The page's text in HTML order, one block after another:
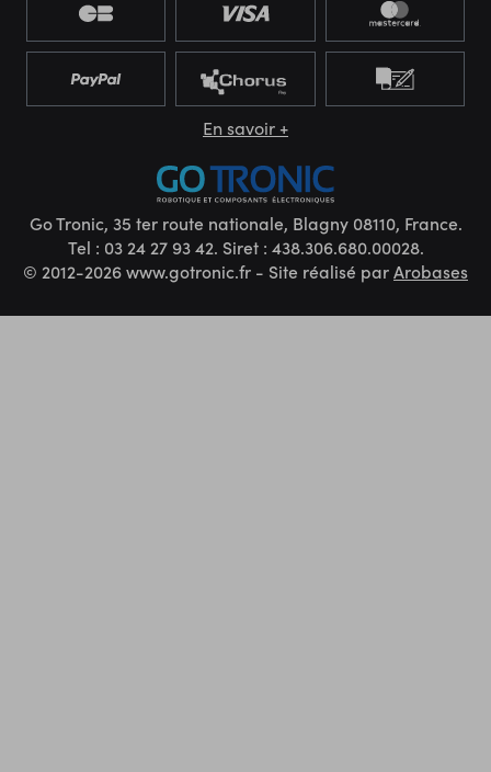
En savoir +
Go Tronic, 35 ter route nationale, Blagny 08110, France.
Tel : 03 24 27 93 42. Siret : 438.306.680.00028.
© 2012-2026 www.gotronic.fr - Site réalisé parArobases